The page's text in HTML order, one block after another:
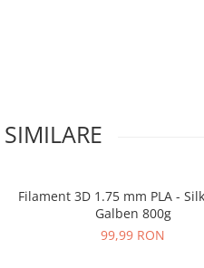
Filament 3D 1.75 mm PLA -
Galben 800g
99,99 RON